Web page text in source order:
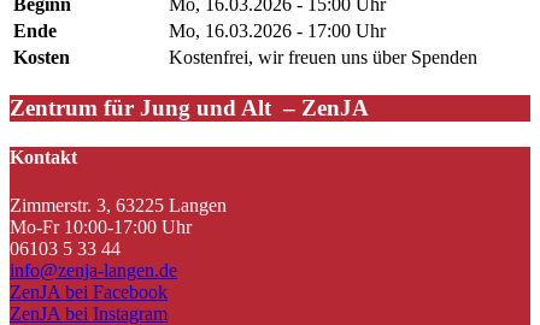
Beginn
Mo, 16.03.2026 - 15:00 Uhr
Ende
Mo, 16.03.2026 - 17:00 Uhr
Kosten
Kostenfrei, wir freuen uns über Spenden
Zentrum für Jung und Alt – ZenJA
Kontakt
Zimmerstr. 3, 63225 Langen
Mo-Fr 10:00-17:00 Uhr
06103 5 33 44
info@zenja-langen.de
ZenJA bei Facebook
ZenJA bei Instagram